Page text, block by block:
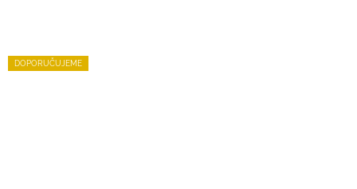
DOPORUČUJEME